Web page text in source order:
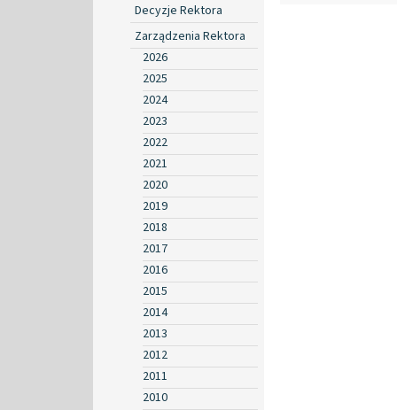
Decyzje Rektora
Zarządzenia Rektora
2026
2025
2024
2023
2022
2021
2020
2019
2018
2017
2016
2015
2014
2013
2012
2011
2010